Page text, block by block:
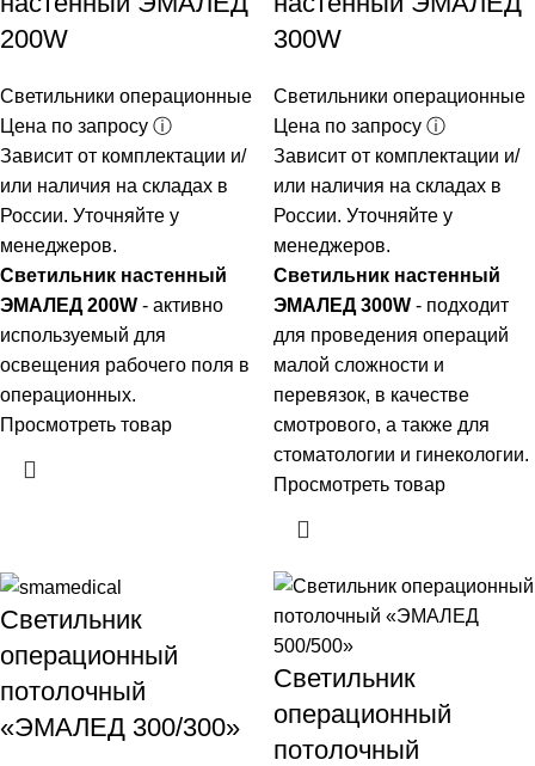
200W
Светильники операционные
Цена по запросу ⓘ
Зависит от комплектации и/
или наличия на складах в
России. Уточняйте у
менеджеров.
Светильник настенный
ЭМАЛЕД 200W - активно
используемый для
освещения рабочего поля в
операционных.
Просмотреть товар
300W
Светильники операционные
Цена по запросу ⓘ
Зависит от комплектации и/
или наличия на складах в
России. Уточняйте у
менеджеров.
Светильник настенный
ЭМАЛЕД 300W - подходит
для проведения операций
малой сложности и
перевязок, в качестве
смотрового, а также для
стоматологии и гинекологии.
Просмотреть товар
Светильник
операционный
потолочный
«ЭМАЛЕД 300/300»
Светильник
операционный
потолочный